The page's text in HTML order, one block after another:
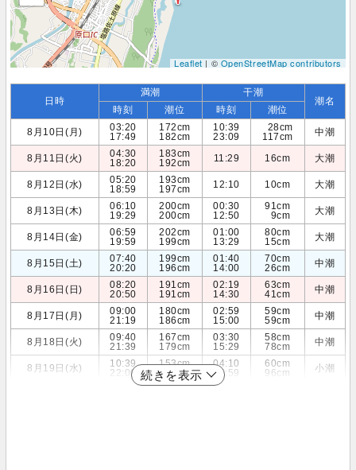
Leaflet| ©OpenStreetMap contributors
日時
満潮 干潮
潮名
時刻 潮位 時刻
潮位
8月10日(月)
03:20
17:49
172cm
182cm
10:39
23:09
28cm
117cm
中潮
8月11日(火)
04:30
18:20
183cm
192cm
11:29 16cm 大潮
8月12日(水)
05:20
18:59
193cm
197cm
12:10 10cm 大潮
8月13日(木)
06:10
19:29
200cm
200cm
00:30
12:50
91cm
9cm
大潮
8月14日(金)
06:59
19:59
202cm
199cm
01:00
13:29
80cm
15cm
大潮
8月15日(土)
07:40
20:20
199cm
196cm
01:40
14:00
70cm
26cm
中潮
8月16日(日)
08:20
20:50
191cm
191cm
02:19
14:30
63cm
41cm
中潮
8月17日(月)
09:00
21:19
180cm
186cm
02:59
15:00
59cm
59cm
中潮
8月18日(火)
09:40
21:39
167cm
179cm
03:30
15:29
58cm
78cm
中潮
8月19日(水)
10:39
22:00
153cm
172cm
04:10
15:59
60cm
96cm
小潮
続きを表示